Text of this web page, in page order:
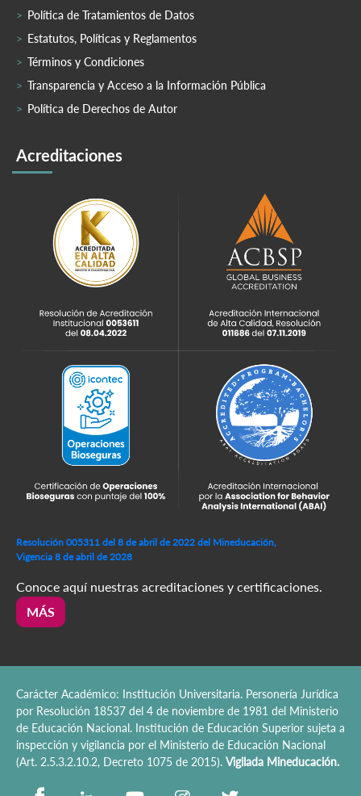
Política de Tratamientos de Datos
Estatutos, Políticas y Reglamentos
Términos y Condiciones
Transparencia y Acceso a la Información Pública
Política de Derechos de Autor
Acreditaciones
Resolución 005311 del 8 de abril de 2022 del Mineducación,
Vigencia 8 de abril de 2028
Conoce aquí nuestras acreditaciones y certificaciones.
MÁS
Carácter Académico: Institución Universitaria. Personería Jurídica
por Resolución 18537 del 4 de noviembre de 1981 del Ministerio
de Educación Nacional. Institución de Educación Superior sujeta a
inspección y vigilancia por el Ministerio de Educación Nacional
(Art. 2.5.3.2.10.2, Decreto 1075 de 2015). Vigilada Mineducación.